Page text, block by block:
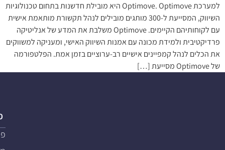
למערכת Optimove. Optimove היא מובילת חדשנות בתחום טכנולוגיות
השיווק, המסייעת ל-300 מותגים מובילים לנהל תקשורת מותאמת אישית
עם לקוחותיהם הקיימים. Optimove משלבת את המדע של אנליטיקה
פרדיקטיבית ולמידת מכונה עם אמנות השיווק האישי, ומעניקה למשווקים
את הכלים לנהל קמפיינים אישיים רב-ערוציים בזמן אמת. הפלטפורמה
של Optimove מסייעת […]